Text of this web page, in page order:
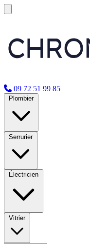
09 72 51 99 85
Plombier
Serrurier
Électricien
Vitrier